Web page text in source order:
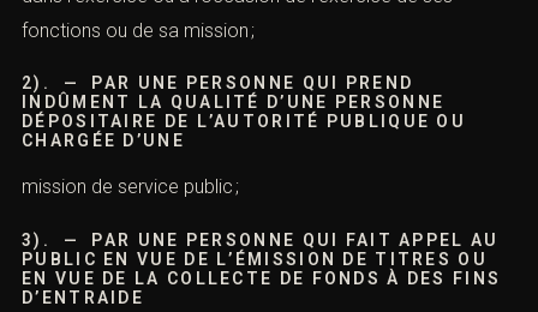
(article 313-1 du Code pénal). Il ressort de l
d’emprisonnement et à 750 000 euros d’amendelorsque
l’escroquerie est réalisée :
1). — PAR UNE PERSONNE DÉPOSITAIRE DE
L’AUTORITÉ PUBLIQUE OU CHARGÉE D’UNE
dans l’exercice ou à l’occasion de l’exercice de ses
fonctions ou de sa mission ;